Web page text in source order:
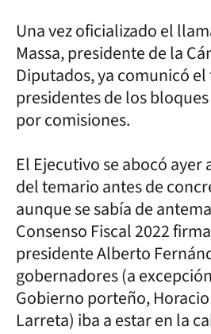
Una vez oficializado el
Massa, presidente de la
Diputados, ya comunicó
presidentes de los
por comisiones.
El Ejecutivo se abocó
del temario antes de
aunque se sabía de
Consenso Fiscal 2022
presidente Alberto
gobernadores (a
Gobierno porteño,
Larreta) iba a estar en la